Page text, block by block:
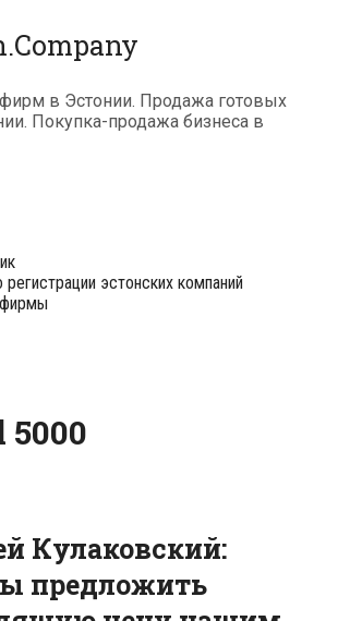
в Эстонии. Продажа готовых
Покупка-продажа бизнеса в
регистрации эстонских компаний
5000
Кулаковский:
предложить